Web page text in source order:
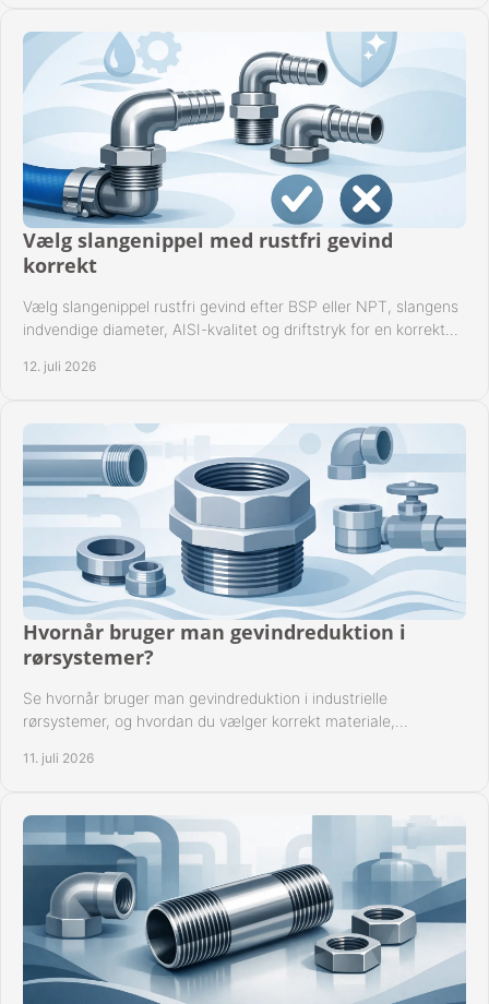
Vælg slangenippel med rustfri gevind
korrekt
Vælg slangenippel rustfri gevind efter BSP eller NPT, slangens
indvendige diameter, AISI-kvalitet og driftstryk for en korrekt
12. juli 2026
Hvornår bruger man gevindreduktion i
rørsystemer?
Se hvornår bruger man gevindreduktion i industrielle
rørsystemer, og hvordan du vælger korrekt materiale,
11. juli 2026